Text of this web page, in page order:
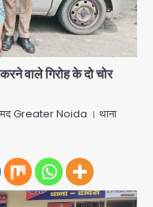
वाले गिरोह के दो चोर
Greater Noida । थाना